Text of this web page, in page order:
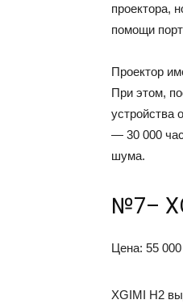
проектора,
помощи
Проектор
При этом,
устройства
— 30 000
шума.
№7–
Цена: 55
XGIMI H2